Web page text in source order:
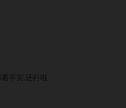
不完,还行啦